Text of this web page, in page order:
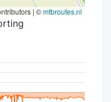
| ©mtbroutes.nl